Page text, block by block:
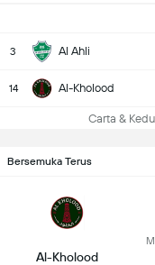
3 Al Ahli
14 Al-Kholood
Carta &
Bersemuka Terus
Al-Kholood